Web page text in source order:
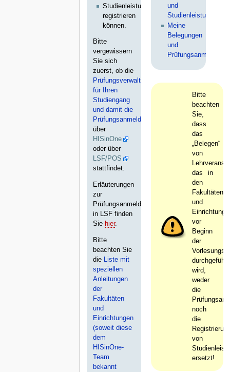
Studienleistungen
registrieren
können.
Bitte
vergewissern
Sie sich
zuerst, ob die
Prüfungsverwaltung
für Ihren
Studiengang
und damit die
Prüfungsanmeldung
über
HISinOne
oder über
LSF/POS
stattfindet.
Erläuterungen
zur
Prüfungsanmeldung
in LSF finden
Sie hier.
Bitte
beachten Sie
die
Liste mit
speziellen
Anleitungen
der
Fakultäten
und
Einrichtungen
(soweit diese
dem
HISinOne-
Team
bekannt
und
Studienleistungen
Meine
Belegungen
und
Bitte
beachten
Sie,
dass
das
„Belegen“
von
das in
den
Fakultäten
und
vor
Beginn
der
durchgeführt
wird,
weder
die
noch
die
von
ersetzt!